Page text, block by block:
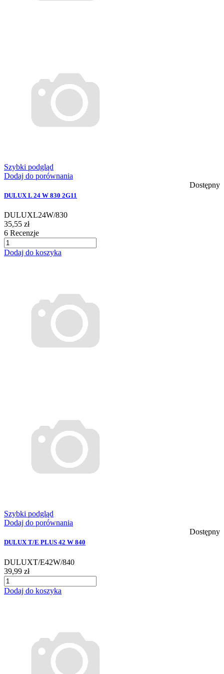
Szybki podgląd
Dodaj do porównania
Dostępny
DULUX L 24 W 830 2G11
DULUXL24W/830
35,55 zł
6 Recenzje
Dodaj do koszyka
Szybki podgląd
Dodaj do porównania
Dostępny
DULUX T/E PLUS 42 W 840
DULUXT/E42W/840
39,99 zł
Dodaj do koszyka